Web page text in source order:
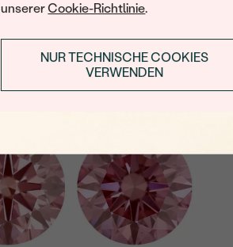
unsererCookie-Richtlinie.
NUR TECHNISCHE COOKIES
VERWENDEN